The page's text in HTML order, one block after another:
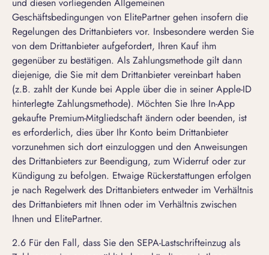
und diesen vorliegenden Allgemeinen
Geschäftsbedingungen von ElitePartner gehen insofern die
Regelungen des Drittanbieters vor. Insbesondere werden Sie
von dem Drittanbieter aufgefordert, Ihren Kauf ihm
gegenüber zu bestätigen. Als Zahlungsmethode gilt dann
diejenige, die Sie mit dem Drittanbieter vereinbart haben
(z.B. zahlt der Kunde bei Apple über die in seiner Apple-ID
hinterlegte Zahlungsmethode). Möchten Sie Ihre In-App
gekaufte Premium-Mitgliedschaft ändern oder beenden, ist
es erforderlich, dies über Ihr Konto beim Drittanbieter
vorzunehmen sich dort einzuloggen und den Anweisungen
des Drittanbieters zur Beendigung, zum Widerruf oder zur
Kündigung zu befolgen. Etwaige Rückerstattungen erfolgen
je nach Regelwerk des Drittanbieters entweder im Verhältnis
des Drittanbieters mit Ihnen oder im Verhältnis zwischen
Ihnen und ElitePartner.
2.6 Für den Fall, dass Sie den SEPA-Lastschrifteinzug als